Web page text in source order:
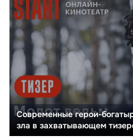
Современные герои-
зла в захватывающем